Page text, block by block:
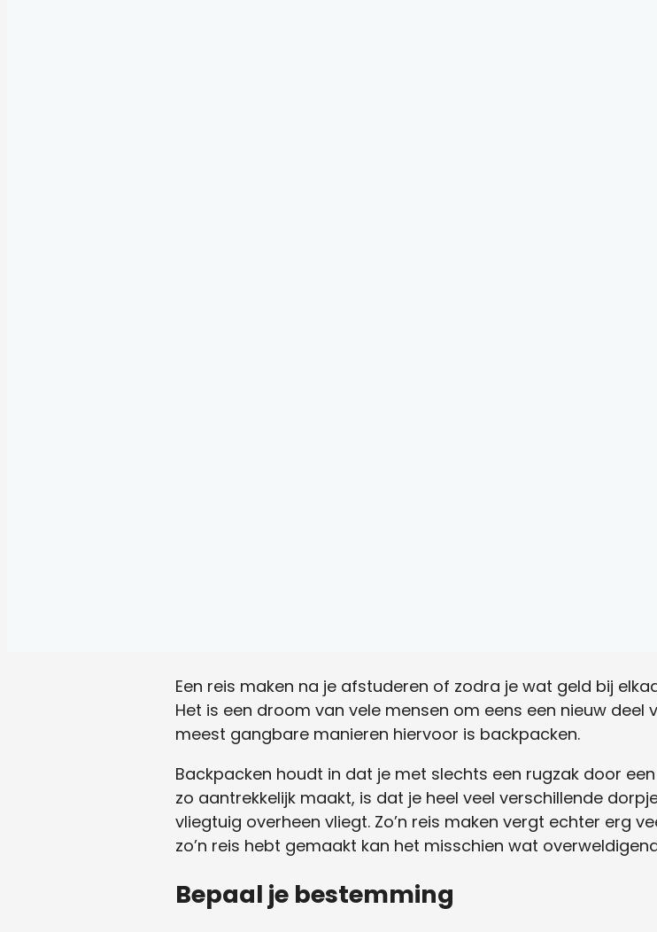
Een reis maken na je afstuderen of zodra je wat geld bij
Het is een droom van vele mensen om eens een nieuw deel
meest gangbare manieren hiervoor is backpacken.
Backpacken houdt in dat je met slechts een rugzak door
zo aantrekkelijk maakt, is dat je heel veel verschillende
vliegtuig overheen vliegt. Zo’n reis maken vergt echter erg
zo’n reis hebt gemaakt kan het misschien wat
Bepaal je bestemming